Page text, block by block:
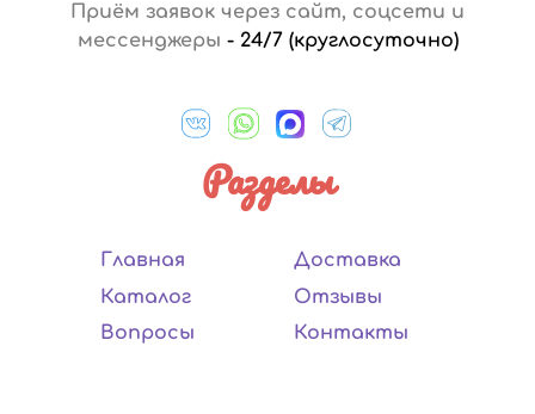
Приём заявок через сайт, соцсети и
мессенджеры - 24/7 (круглосуточно)
Разделы
Главная
Каталог
Вопросы
Доставка
Отзывы
Контакты